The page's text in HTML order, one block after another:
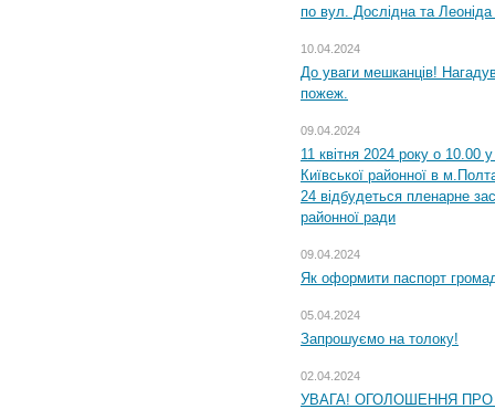
по вул. Дослідна та Леоніда
10.04.2024
До уваги мешканців!
пожеж.
09.04.2024
11 квітня 2024 року о 10.00
Київської районної в
24 відбудеться пленарне
районної ради
09.04.2024
Як оформити паспорт
05.04.2024
Запрошуємо на толоку!
02.04.2024
УВАГА! ОГОЛОШЕННЯ